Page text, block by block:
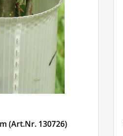
(Art.Nr. 130726)